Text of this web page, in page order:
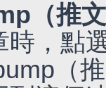
（推
時，點
（